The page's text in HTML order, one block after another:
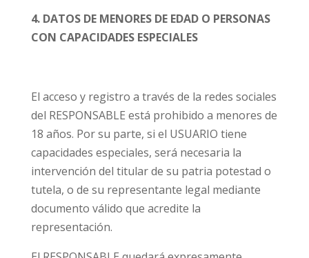
4. DATOS DE MENORES DE EDAD O PERSONAS
CON CAPACIDADES ESPECIALES
El acceso y registro a través de la redes sociales
del RESPONSABLE está prohibido a menores de
18 años. Por su parte, si el USUARIO tiene
capacidades especiales, será necesaria la
intervención del titular de su patria potestad o
tutela, o de su representante legal mediante
documento válido que acredite la
representación.